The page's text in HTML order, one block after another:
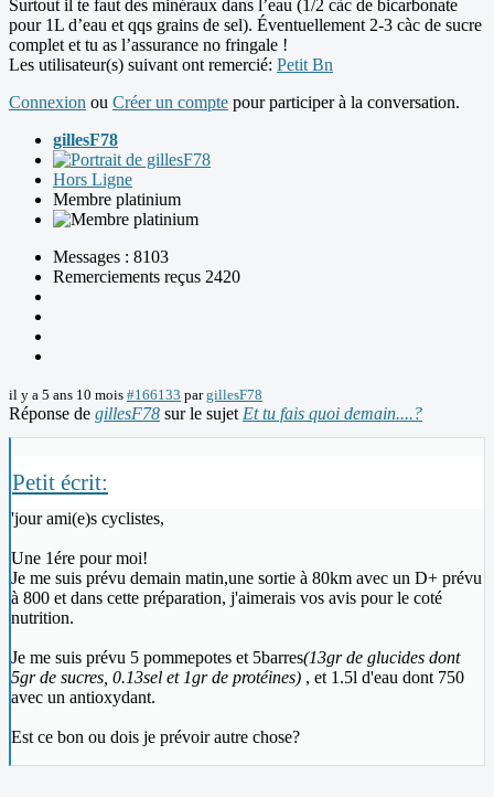
Surtout il te faut des minéraux dans l’eau (1/2 càc de bicarbonate
pour 1L d’eau et qqs grains de sel). Éventuellement 2-3 càc de sucre
complet et tu as l’assurance no fringale !
Les utilisateur(s) suivant ont remercié: Petit Bn
Connexion ou Créer un compte pour participer à la conversation.
gillesF78
Hors Ligne
Membre platinium
Messages : 8103
Remerciements reçus 2420
il y a 5 ans 10 mois #166133 pargillesF78
Réponse de gillesF78 sur le sujet Et tu fais quoi demain....?
Petit écrit:
'jour ami(e)s cyclistes,
Une 1ére pour moi!
Je me suis prévu demain matin,une sortie à 80km avec un D+ prévu
à 800 et dans cette préparation, j'aimerais vos avis pour le coté
nutrition.
Je me suis prévu 5 pommepotes et 5barres(13gr de glucides dont
5gr de sucres, 0.13sel et 1gr de protéines) , et 1.5l d'eau dont 750
avec un antioxydant.
Est ce bon ou dois je prévoir autre chose?